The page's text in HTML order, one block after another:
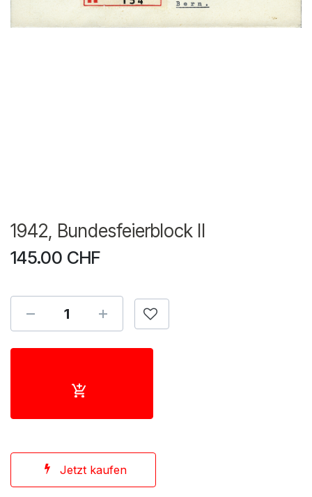
1942, Bundesfeierblock II
145.00 CHF
Jetzt kaufen